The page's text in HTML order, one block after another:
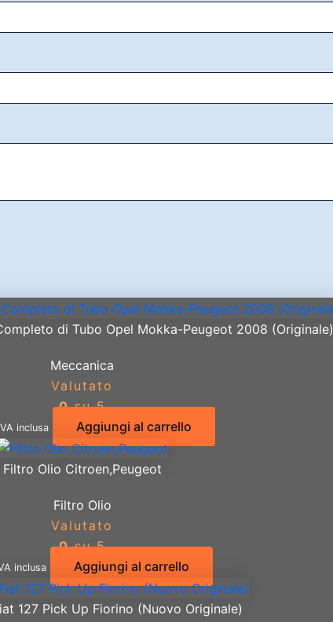
di Tubo Opel Mokka-Peugeot 2008 (Originale)
Meccanica
Valutato
0su 5
inclusa Aggiungi al carrello
Filtro Olio Citroen,Peugeot
Filtro Olio
Valutato
0su 5
inclusa Aggiungi al carrello
127 Pick Up Fiorino (Nuovo Originale)